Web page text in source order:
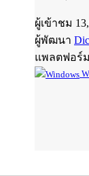
ผู้เข้าชม
ผู้พัฒนา
แพลตฟอร์ม